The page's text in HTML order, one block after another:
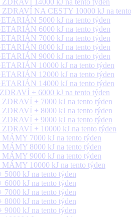
14000 kJ na tento týden
ZDRAVÍ NA CESTY 10000 kJ na
5000 kJ na tento týden
6000 kJ na tento týden
7000 kJ na tento týden
8000 kJ na tento týden
9000 kJ na tento týden
10000 kJ na tento týden
12000 kJ na tento týden
14000 kJ na tento týden
+ 6000 kJ na tento týden
+ 7000 kJ na tento týden
+ 8000 kJ na tento týden
+ 9000 kJ na tento týden
+ 10000 kJ na tento týden
MÁMY 7000 kJ na tento týden
MÁMY 8000 kJ na tento týden
MÁMY 9000 kJ na tento týden
MÁMY 10000 kJ na tento týden
5000 kJ na tento týden
6000 kJ na tento týden
7000 kJ na tento týden
8000 kJ na tento týden
9000 kJ na tento týden